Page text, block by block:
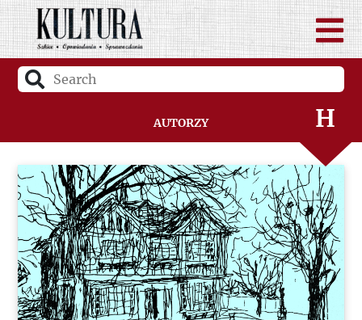
Autorzy
F
G
H
I
J
K
L